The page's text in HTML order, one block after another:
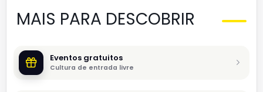
MAIS PARA DESCOBRIR
Eventos gratuitos
Cultura de entrada livre